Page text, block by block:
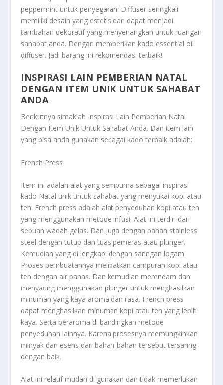
peppermint untuk penyegaran. Diffuser seringkali
memiliki desain yang estetis dan dapat menjadi
tambahan dekoratif yang menyenangkan untuk ruangan
sahabat anda. Dengan memberikan kado essential oil
diffuser. Jadi barang ini rekomendasi terbaik!
INSPIRASI LAIN PEMBERIAN NATAL
DENGAN ITEM UNIK UNTUK SAHABAT
ANDA
Berikutnya simaklah Inspirasi Lain Pemberian Natal
Dengan Item Unik Untuk Sahabat Anda. Dan item lain
yang bisa anda gunakan sebagai kado terbaik adalah:
French Press
Item ini adalah alat yang sempurna sebagai inspirasi
kado Natal unik untuk sahabat yang menyukai kopi atau
teh. French press adalah alat penyeduhan kopi atau teh
yang menggunakan metode infusi. Alat ini terdiri dari
sebuah wadah gelas. Dan juga dengan bahan stainless
steel dengan tutup dan tuas pemeras atau plunger.
Kemudian yang di lengkapi dengan saringan logam.
Proses pembuatannya melibatkan campuran kopi atau
teh dengan air panas. Dan kemudian merendam dan
menyaring menggunakan plunger untuk menghasilkan
minuman yang kaya aroma dan rasa. French press
dapat menghasilkan minuman kopi atau teh yang lebih
kaya. Serta beraroma di bandingkan metode
penyeduhan lainnya. Karena prosesnya memungkinkan
minyak dan esens dari bahan-bahan tersebut tersaring
dengan baik.
Alat ini relatif mudah di gunakan dan tidak memerlukan